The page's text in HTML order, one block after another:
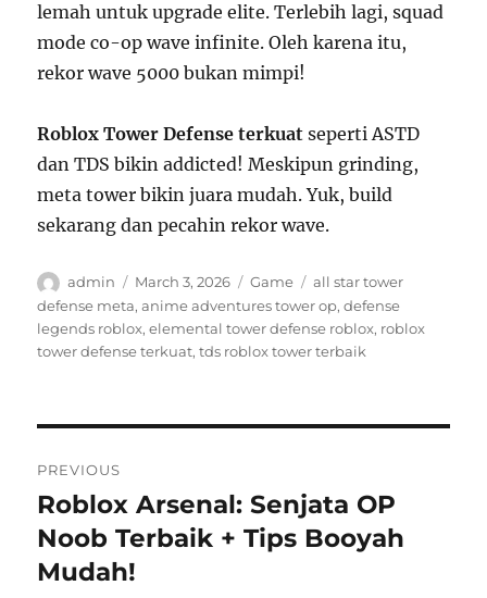
lemah untuk upgrade elite. Terlebih lagi, squad
mode co-op wave infinite. Oleh karena itu,
rekor wave 5000 bukan mimpi!
Roblox Tower Defense terkuat seperti ASTD
dan TDS bikin addicted! Meskipun grinding,
meta tower bikin juara mudah. Yuk, build
sekarang dan pecahin rekor wave.
Author
admin
Posted
on
March 3, 2026 Categories
Game Tags
all star tower
defense meta,anime adventures tower op,defense
legends roblox,elemental tower defense roblox, roblox
tower defense terkuat,tds roblox tower terbaik
navigation
PREVIOUS
Previous
post:
Roblox Arsenal: Senjata OP
Noob Terbaik + Tips Booyah
Mudah!